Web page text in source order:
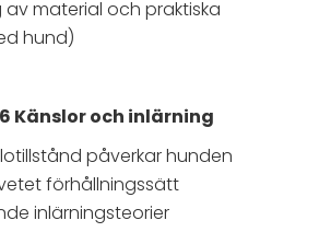
material och praktiska
hund)
Känslor och inlärning
påverkar hunden
förhållningssätt
inlärningsteorier